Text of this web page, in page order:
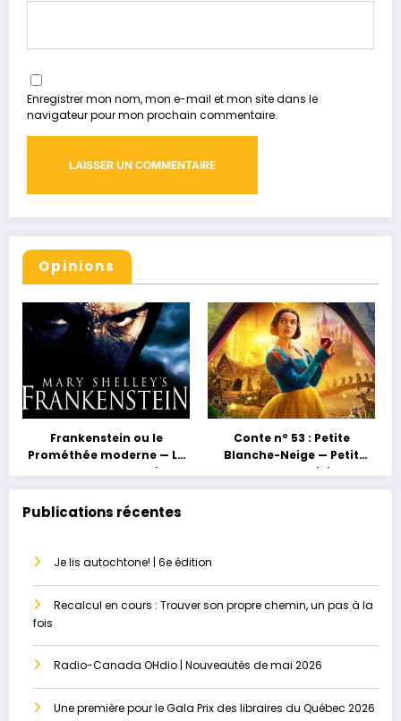
Enregistrer mon nom, mon e-mail et mon site dans le
navigateur pour mon prochain commentaire.
Opinions
Frankenstein ou le
Prométhée moderne — La
grossesse au masculin ou
le paradis perdu
Conte nº 53 : Petite
Blanche-Neige — Petit
conte, grand héritage
Publications récentes
Je lis autochtone! | 6e édition
Recalcul en cours : Trouver son propre chemin, un pas à la
fois
Radio-Canada OHdio | Nouveautés de mai 2026
Une première pour le Gala Prix des libraires du Québec 2026